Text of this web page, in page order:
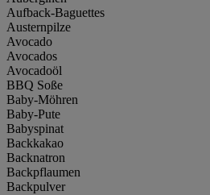
Aufback-Baguettes
Austernpilze
Avocado
Avocados
Avocadoöl
BBQ Soße
Baby-Möhren
Baby-Pute
Babyspinat
Backkakao
Backnatron
Backpflaumen
Backpulver